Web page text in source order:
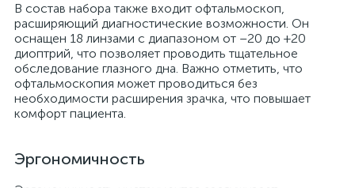
В состав набора также входит офтальмоскоп,
расширяющий диагностические возможности. Он
оснащен 18 линзами с диапазоном от –20 до +20
диоптрий, что позволяет проводить тщательное
обследование глазного дна. Важно отметить, что
офтальмоскопия может проводиться без
необходимости расширения зрачка, что повышает
комфорт пациента.
Эргономичность